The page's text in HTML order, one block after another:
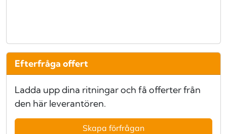
Efterfråga offert
Ladda upp dina ritningar och få offerter från
den här leverantören.
Skapa förfrågan